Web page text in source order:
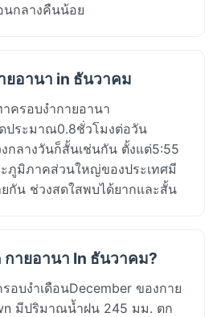
นกลางคืนน้อย
ยอานา in ธันวาคม
ครอบงำกายอานา
ประมาณ0.8ชั่วโมงต่อวัน
กลางวันก็สั้นเช่นกัน ตั้งแต่5:55
ภูมิภาคส่วนใหญ่ของประเทศมี
กัน ช่วงสดใสพบได้ยากและสั้น
กายอานา In ธันวาคม?
อบงำเดือนDecember ของกาย
มีปริมาณน้ำฝน 245 มม. ตก